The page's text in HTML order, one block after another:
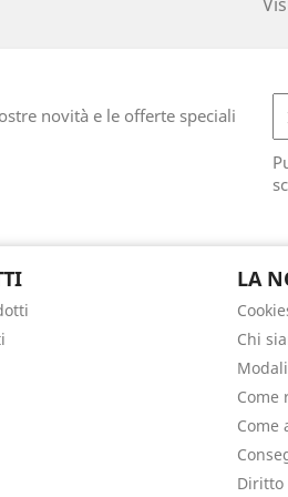
novità e le offerte speciali
LA
Chi
Come
Come
Diritto